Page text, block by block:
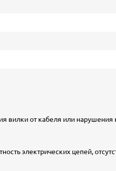
от кабеля или
электрических цепей,